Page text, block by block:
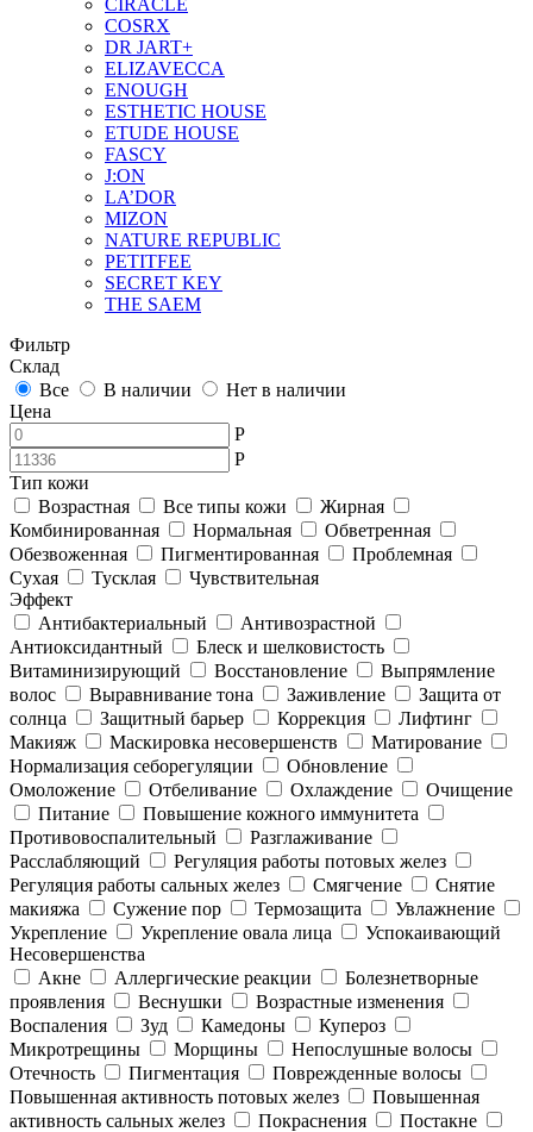
CIRACLE
COSRX
DR JART+
ELIZAVECCA
ENOUGH
ESTHETIC HOUSE
ETUDE HOUSE
FASCY
J:ON
LA’DOR
MIZON
NATURE REPUBLIC
PETITFEE
SEСRET KEY
THE SAEM
Фильтр
Склад
Все
В наличии
Нет в наличии
Цена
Р
Р
Тип кожи
Возрастная
Все типы кожи
Жирная
Комбинированная
Нормальная
Обветренная
Обезвоженная
Пигментированная
Проблемная
Сухая
Тусклая
Чувствительная
Эффект
Антибактериальный
Антивозрастной
Антиоксидантный
Блеск и шелковистость
Витаминизирующий
Восстановление
Выпрямление
волос
Выравнивание тона Заживление
Защита от
солнца
Защитный барьер Коррекция
Лифтинг
Макияж
Маскировка несовершенств
Матирование
Нормализация себорегуляции
Обновление
Омоложение
Отбеливание Охлаждение
Очищение
Питание
Повышение кожного иммунитета
Противовоспалительный
Разглаживание
Расслабляющий
Регуляция работы потовых желез
Регуляция работы сальных желез
Смягчение
Снятие
макияжа
Сужение пор Термозащита
Увлажнение
Укрепление
Укрепление овала лица
Успокаивающий
Несовершенства
Акне
Аллергические реакции
Болезнетворные
проявления
Веснушки
Возрастные изменения
Воспаления
Зуд Камедоны
Купероз
Микротрещины
Морщины
Непослушные волосы
Отечность
Пигментация
Поврежденные волосы
Повышенная активность потовых желез
Повышенная
активность сальных желез
Покраснения
Постакне